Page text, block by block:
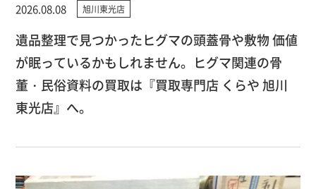
2026.08.08 旭川東光店
遺品整理で見つかったヒグマの頭蓋骨や敷物 価値
が眠っているかもしれません。ヒグマ関連の骨
董・民俗資料の買取は『買取専門店 くらや 旭川
東光店』へ。